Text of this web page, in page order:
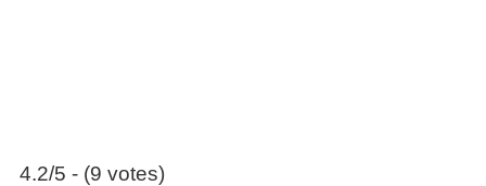
4.2/5 - (9 votes)